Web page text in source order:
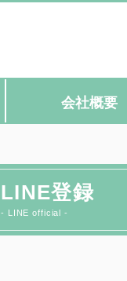
会社概要
LINE登録
- LINE official -